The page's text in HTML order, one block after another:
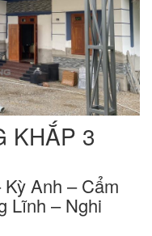
KHẮP 3
Anh – Cẩm
Lĩnh – Nghi